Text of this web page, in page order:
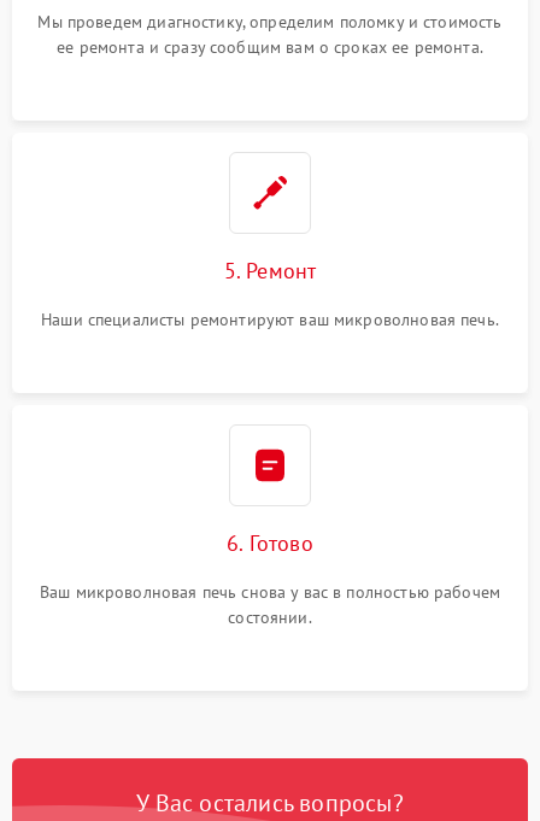
Мы проведем диагностику, определим поломку и стоимость
ее ремонта и сразу сообщим вам о сроках ее ремонта.
5. Ремонт
Наши специалисты ремонтируют ваш микроволновая печь.
6. Готово
Ваш микроволновая печь снова у вас в полностью рабочем
состоянии.
У Вас остались вопросы?